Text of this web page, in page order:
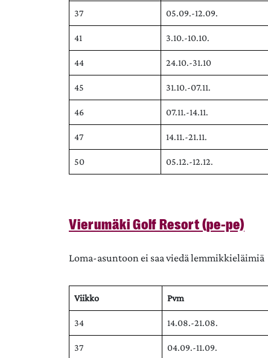
37 05.09.-12.09.
41 3.10.-10.10.
44 24.10.-31.10
45 31.10.-07.11.
46 07.11.-14.11.
47 14.11.-21.11.
50 05.12.-12.12.
Vierumäki Golf Resort (pe-pe)
Loma-asuntoon ei saa viedä lemmikkieläimiä
Viikko Pvm
34 14.08.-21.08.
37 04.09.-11.09.